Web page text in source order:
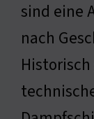
sind eine
nach